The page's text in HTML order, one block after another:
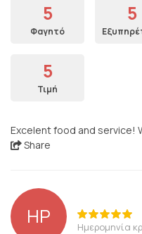
5
Φαγητό
5
5
Τιμή
Excelent food and service!
Share
HP Ημερομηνία